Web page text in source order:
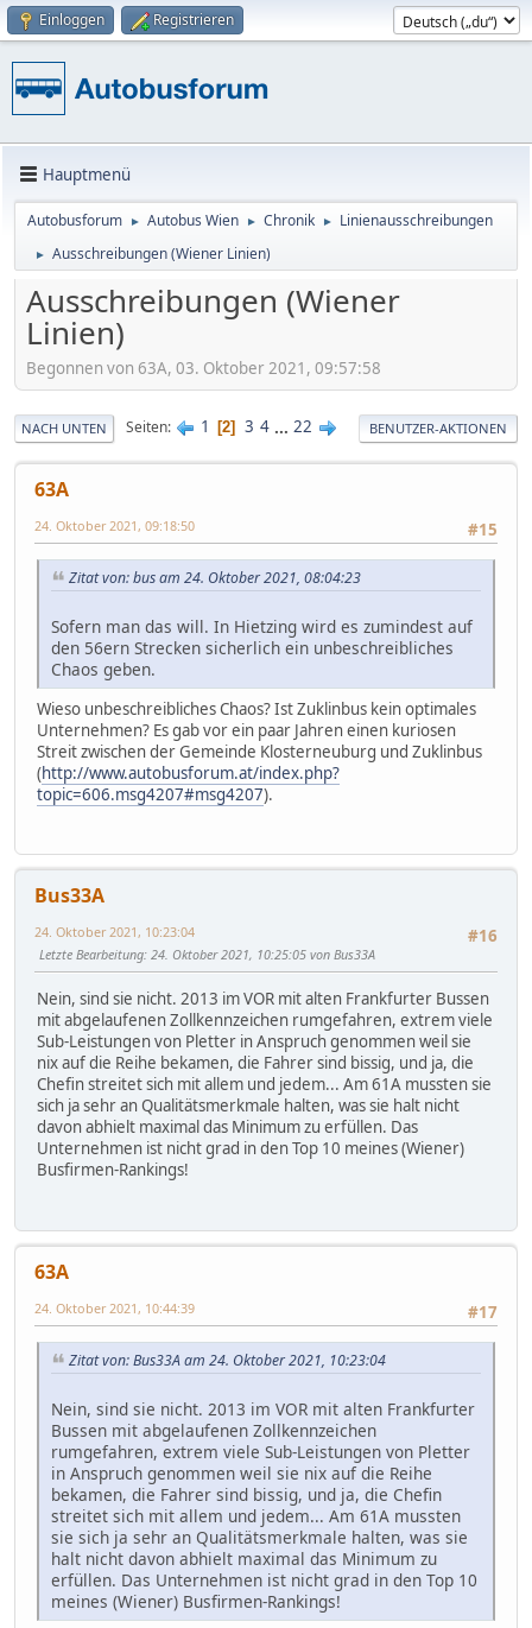
Einloggen Registrieren
Hauptmenü
Autobusforum ► Autobus Wien ► Chronik ► Linienausschreibungen
► Ausschreibungen (Wiener Linien)
Ausschreibungen (Wiener
Linien)
Begonnen von 63A, 03. Oktober 2021, 09:57:58
NACH UNTEN Seiten 1 2 3 4 ... 22 BENUTZER-AKTIONEN
63A
#15
24. Oktober 2021, 09:18:50
Zitat von: bus am 24. Oktober 2021, 08:04:23
Sofern man das will. In Hietzing wird es zumindest auf
den 56ern Strecken sicherlich ein unbeschreibliches
Chaos geben.
Wieso unbeschreibliches Chaos? Ist Zuklinbus kein optimales
Unternehmen? Es gab vor ein paar Jahren einen kuriosen
Streit zwischen der Gemeinde Klosterneuburg und Zuklinbus
(http://www.autobusforum.at/index.php?
topic=606.msg4207#msg4207).
Bus33A
#16
24. Oktober 2021, 10:23:04
Letzte Bearbeitung: 24. Oktober 2021, 10:25:05 von Bus33A
Nein, sind sie nicht. 2013 im VOR mit alten Frankfurter Bussen
mit abgelaufenen Zollkennzeichen rumgefahren, extrem viele
Sub-Leistungen von Pletter in Anspruch genommen weil sie
nix auf die Reihe bekamen, die Fahrer sind bissig, und ja, die
Chefin streitet sich mit allem und jedem... Am 61A mussten sie
sich ja sehr an Qualitätsmerkmale halten, was sie halt nicht
davon abhielt maximal das Minimum zu erfüllen. Das
Unternehmen ist nicht grad in den Top 10 meines (Wiener)
Busfirmen-Rankings!
63A
#17
24. Oktober 2021, 10:44:39
Zitat von: Bus33A am 24. Oktober 2021, 10:23:04
Nein, sind sie nicht. 2013 im VOR mit alten Frankfurter
Bussen mit abgelaufenen Zollkennzeichen
rumgefahren, extrem viele Sub-Leistungen von Pletter
in Anspruch genommen weil sie nix auf die Reihe
bekamen, die Fahrer sind bissig, und ja, die Chefin
streitet sich mit allem und jedem... Am 61A mussten
sie sich ja sehr an Qualitätsmerkmale halten, was sie
halt nicht davon abhielt maximal das Minimum zu
erfüllen. Das Unternehmen ist nicht grad in den Top 10
meines (Wiener) Busfirmen-Rankings!